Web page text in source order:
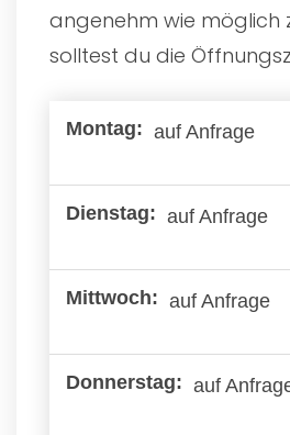
angenehm wie möglich
solltest du die
auf Anfrage
auf Anfrage
auf Anfrage
auf